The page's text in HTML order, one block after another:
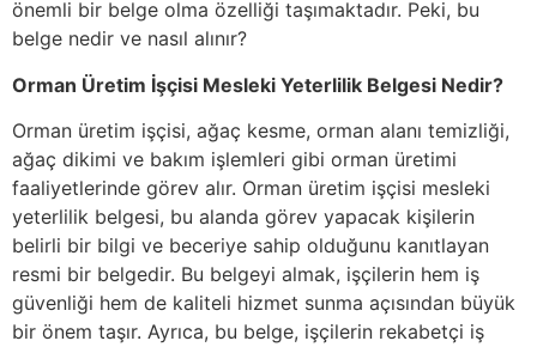
önemli bir belge olma özelliği taşımaktadır. Peki, bu
belge nedir ve nasıl alınır?
Orman Üretim İşçisi Mesleki Yeterlilik Belgesi Nedir?
Orman üretim işçisi, ağaç kesme, orman alanı temizliği,
ağaç dikimi ve bakım işlemleri gibi orman üretimi
faaliyetlerinde görev alır. Orman üretim işçisi mesleki
yeterlilik belgesi, bu alanda görev yapacak kişilerin
belirli bir bilgi ve beceriye sahip olduğunu kanıtlayan
resmi bir belgedir. Bu belgeyi almak, işçilerin hem iş
güvenliği hem de kaliteli hizmet sunma açısından büyük
bir önem taşır. Ayrıca, bu belge, işçilerin rekabetçi iş